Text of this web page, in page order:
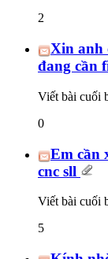
2
Xin anh
đang cần
Viết bài cuối
0
Em cần
cnc sll
Viết bài cuối
5